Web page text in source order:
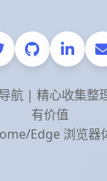
航 | 精心收集整
有价值
Edge 浏览器